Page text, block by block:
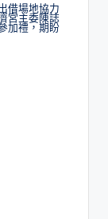
借場地協力
宮主委陳誌
加禮，期盼